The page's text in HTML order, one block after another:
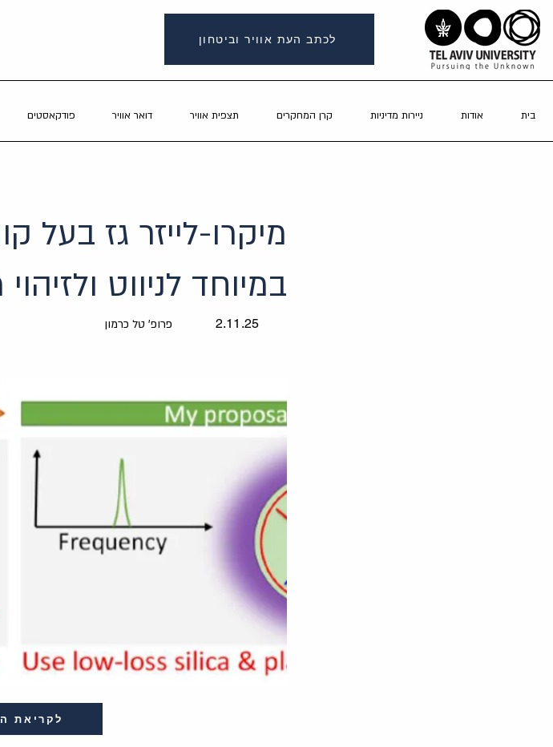
לכתב העת אוויר וביטחון
בית אודות ניירות מדיניות קרן המחקרים תצפית אוויר דואר אוויר פודקאסטים
מיקרו-לייזר גז בעל
במיוחד לניווט
2.11.25 פרופ' טל כרמון
לקריאת